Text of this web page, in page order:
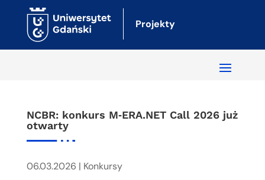
Projekty
NCBR: konkurs M‑ERA.NET Call 2026 już
otwarty
06.03.2026 | Konkursy